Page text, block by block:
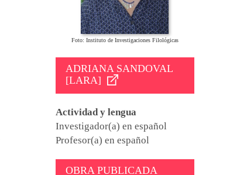
Foto: Instituto de Investigaciones Filológicas
ADRIANA SANDOVAL
[LARA]
Actividad y lengua
Investigador(a) en español
Profesor(a) en español
OBRA PUBLICADA